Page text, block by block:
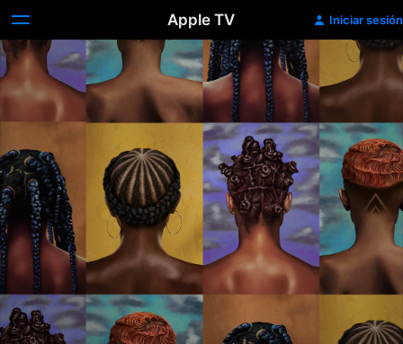
Apple TV Iniciar sesión